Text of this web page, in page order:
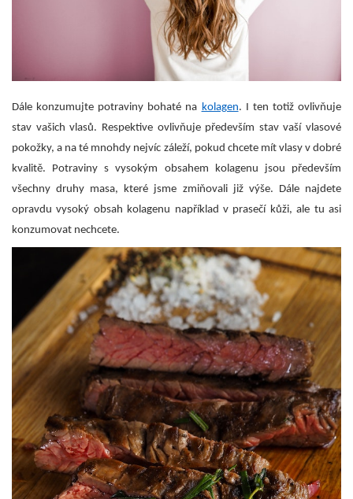
Dále konzumujte potraviny bohaté na kolagen. I ten totiž ovlivňuje
stav vašich vlasů. Respektive ovlivňuje především stav vaší vlasové
pokožky, a na té mnohdy nejvíc záleží, pokud chcete mít vlasy v dobré
kvalitě. Potraviny s vysokým obsahem kolagenu jsou především
všechny druhy masa, které jsme zmiňovali již výše. Dále najdete
opravdu vysoký obsah kolagenu například v prasečí kůži, ale tu asi
konzumovat nechcete.